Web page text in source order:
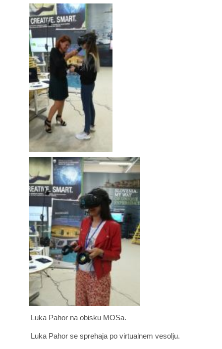
Luka Pahor na obisku MOSa.
Luka Pahor se sprehaja po virtualnem vesolju.